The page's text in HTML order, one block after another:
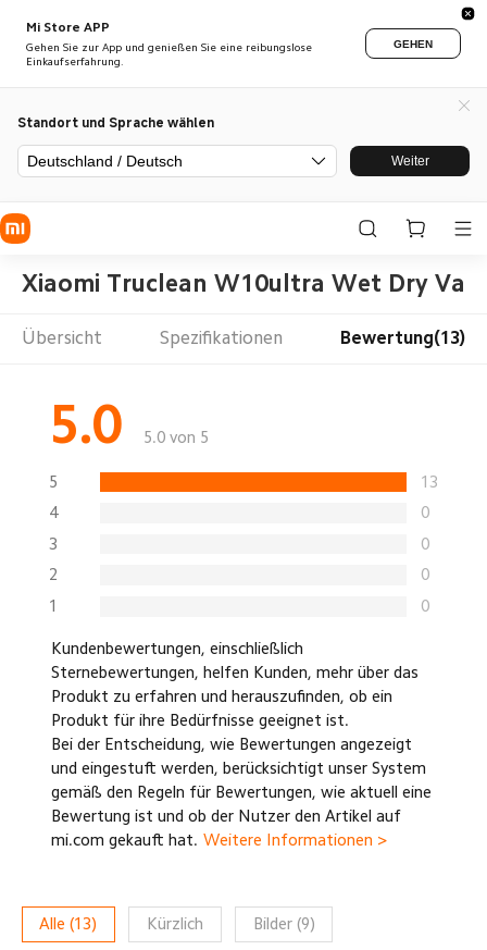
Mi Store APP
Gehen Sie zur App und genießen Sie eine reibungslose
Einkaufserfahrung.
GEHEN
Standort und Sprache wählen
Deutschland / Deutsch Weiter
Xiaomi Truclean W10ultra Wet Dry
Übersicht Spezifikationen Bewertung(13)
5.0 5.0 von 5
5
13
4
0
3
0
2
0
1
0
Kundenbewertungen, einschließlich
Sternebewertungen, helfen Kunden, mehr über das
Produkt zu erfahren und herauszufinden, ob ein
Produkt für ihre Bedürfnisse geeignet ist.
Bei der Entscheidung, wie Bewertungen angezeigt
und eingestuft werden, berücksichtigt unser System
gemäß den Regeln für Bewertungen, wie aktuell eine
Bewertung ist und ob der Nutzer den Artikel auf
mi.com gekauft hat. Weitere Informationen >
Alle (13) Kürzlich Bilder(9)